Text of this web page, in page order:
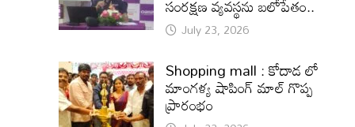
సంరక్షణ వ్యవస్థను బలోపేతం..
July 23, 2026
Shopping mall : కోదాడ లో
మాంగళ్య షాపింగ్ మాల్ గొప్ప
ప్రారంభం